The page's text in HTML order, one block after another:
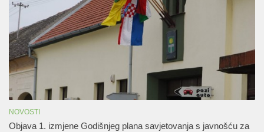
NOVOSTI
Objava 1. izmjene Godišnjeg plana savjetovanja s javnošću za